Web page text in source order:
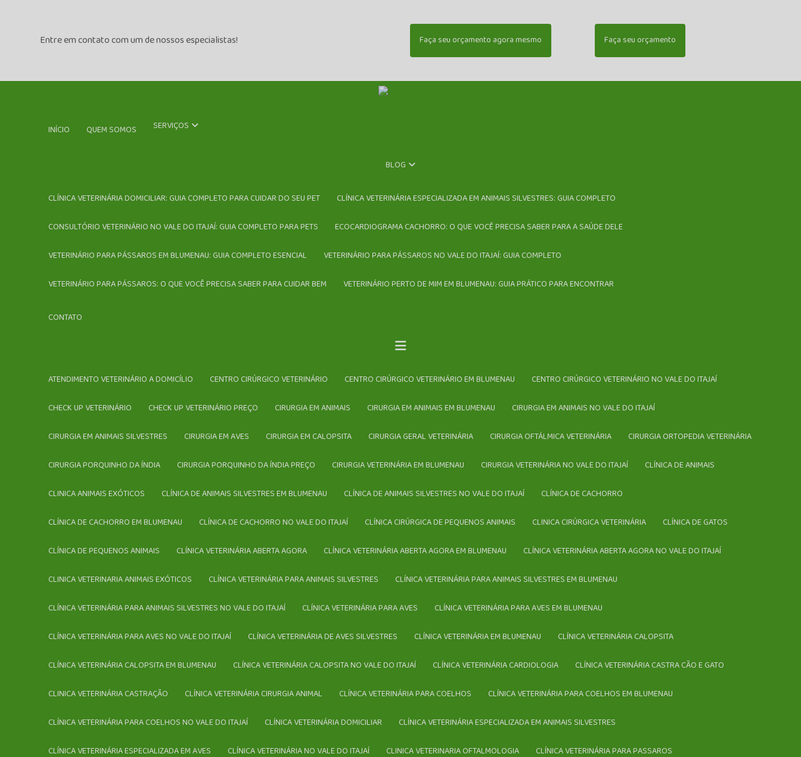
Entre em contato com um de nossos especialistas! Faça seu orçamento agora mesmo Faça seu orçamento
INÍCIO QUEM SOMOS SERVIÇOS
BLOG
CLÍNICA VETERINÁRIA DOMICILIAR: GUIA COMPLETO PARA CUIDAR DO SEU PET
CLÍNICA VETERINÁRIA ESPECIALIZADA EM ANIMAIS SILVESTRES: GUIA COMPLETO
CONSULTÓRIO VETERINÁRIO NO VALE DO ITAJAÍ: GUIA COMPLETO PARA PETS
ECOCARDIOGRAMA CACHORRO: O QUE VOCÊ PRECISA SABER PARA A SAÚDE DELE
VETERINÁRIO PARA PÁSSAROS EM BLUMENAU: GUIA COMPLETO ESENCIAL
VETERINÁRIO PARA PÁSSAROS NO VALE DO ITAJAÍ: GUIA COMPLETO
VETERINÁRIO PARA PÁSSAROS: O QUE VOCÊ PRECISA SABER PARA CUIDAR BEM
VETERINÁRIO PERTO DE MIM EM BLUMENAU: GUIA PRÁTICO PARA ENCONTRAR
CONTATO
ATENDIMENTO VETERINÁRIO A DOMICÍLIO CENTRO CIRÚRGICO VETERINÁRIO CENTRO CIRÚRGICO VETERINÁRIO EM BLUMENAU
CENTRO CIRÚRGICO VETERINÁRIO NO VALE DO ITAJAÍ
CHECK UP VETERINÁRIO
CHECK UP VETERINÁRIO PREÇO CIRURGIA EM ANIMAIS CIRURGIA EM ANIMAIS EM BLUMENAU
CIRURGIA EM ANIMAIS NO VALE DO ITAJAÍ
CIRURGIA EM ANIMAIS SILVESTRES
CIRURGIA EM AVES CIRURGIA EM CALOPSITA CIRURGIA GERAL VETERINÁRIA CIRURGIA OFTÁLMICA VETERINÁRIA
CIRURGIA ORTOPEDIA VETERINÁRIA
CIRURGIA PORQUINHO DA ÍNDIA
CIRURGIA PORQUINHO DA ÍNDIA PREÇO CIRURGIA VETERINÁRIA EM BLUMENAU CIRURGIA VETERINÁRIA NO VALE DO ITAJAÍ
CLÍNICA DE ANIMAIS
CLINICA ANIMAIS EXÓTICOS
CLÍNICA DE ANIMAIS SILVESTRES EM BLUMENAU CLÍNICA DE ANIMAIS SILVESTRES NO VALE DO ITAJAÍ
CLÍNICA DE CACHORRO
CLÍNICA DE CACHORRO EM BLUMENAU
CLÍNICA DE CACHORRO NO VALE DO ITAJAÍ CLÍNICA CIRÚRGICA DE PEQUENOS ANIMAIS CLINICA CIRÚRGICA VETERINÁRIA
CLÍNICA DE GATOS
CLÍNICA DE PEQUENOS ANIMAIS
CLÍNICA VETERINÁRIA ABERTA AGORA CLÍNICA VETERINÁRIA ABERTA AGORA EM BLUMENAU
CLÍNICA VETERINÁRIA ABERTA AGORA NO VALE DO ITAJAÍ
CLINICA VETERINARIA ANIMAIS EXÓTICOS
CLÍNICA VETERINÁRIA PARA ANIMAIS SILVESTRES
CLÍNICA VETERINÁRIA PARA ANIMAIS SILVESTRES EM BLUMENAU
CLÍNICA VETERINÁRIA PARA ANIMAIS SILVESTRES NO VALE DO ITAJAÍ
CLÍNICA VETERINÁRIA PARA AVES
CLÍNICA VETERINÁRIA PARA AVES EM BLUMENAU
CLÍNICA VETERINÁRIA PARA AVES NO VALE DO ITAJAÍ
CLÍNICA VETERINÁRIA DE AVES SILVESTRES CLÍNICA VETERINÁRIA EM BLUMENAU
CLÍNICA VETERINÁRIA CALOPSITA
CLÍNICA VETERINÁRIA CALOPSITA EM BLUMENAU
CLÍNICA VETERINÁRIA CALOPSITA NO VALE DO ITAJAÍ CLÍNICA VETERINÁRIA CARDIOLOGIA
CLÍNICA VETERINÁRIA CASTRA CÃO E GATO
CLINICA VETERINÁRIA CASTRAÇÃO
CLÍNICA VETERINÁRIA CIRURGIA ANIMAL CLÍNICA VETERINÁRIA PARA COELHOS
CLÍNICA VETERINÁRIA PARA COELHOS EM BLUMENAU
CLÍNICA VETERINÁRIA PARA COELHOS NO VALE DO ITAJAÍ
CLÍNICA VETERINÁRIA DOMICILIAR
CLÍNICA VETERINÁRIA ESPECIALIZADA EM ANIMAIS SILVESTRES
CLÍNICA VETERINÁRIA ESPECIALIZADA EM AVES
CLÍNICA VETERINÁRIA NO VALE DO ITAJAÍ CLINICA VETERINARIA OFTALMOLOGIA
CLÍNICA VETERINÁRIA PARA PASSAROS